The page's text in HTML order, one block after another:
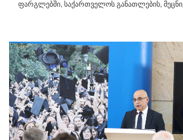
ფარგლებში, საქართველოს განათლების,